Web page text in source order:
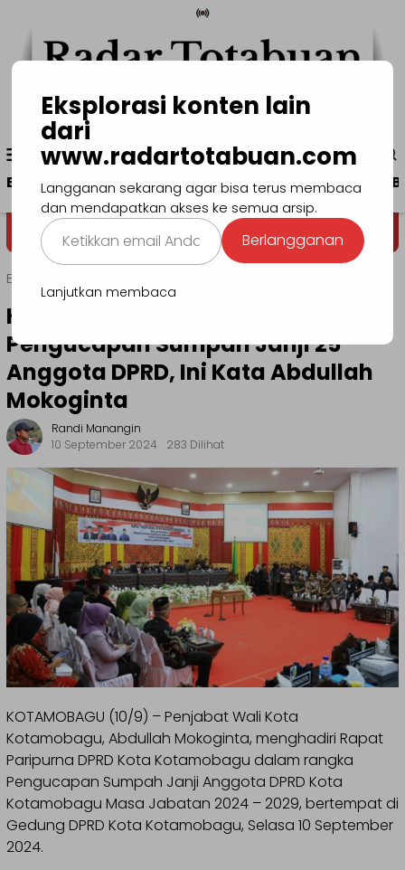
konten
Menu
Mobile
www.radartotabuan.com
Beranda Kotamobagu Bolmong Boltim
Dega' Niondon Selamat
Beranda
Hadiri Rapat Paripurna
Pengucapan Sumpah Janji 25
Anggota DPRD, Ini Kata Abdullah
Mokoginta
Randi Manangin
10 September 2024
283 Dilihat
KOTAMOBAGU (10/9) – Penjabat Wali Kota
Kotamobagu, Abdullah Mokoginta, menghadiri Rapat
Paripurna DPRD Kota Kotamobagu dalam rangka
Pengucapan Sumpah Janji Anggota DPRD Kota
Kotamobagu Masa Jabatan 2024 – 2029, bertempat di
Gedung DPRD Kota Kotamobagu, Selasa 10 September
2024.
Eksplorasi konten lain
dari
www.radartotabuan.com
Langganan sekarang agar bisa terus membaca
dan mendapatkan akses ke semua arsip.
Ketikkan
email
Anda...
Berlangganan
Lanjutkan membaca